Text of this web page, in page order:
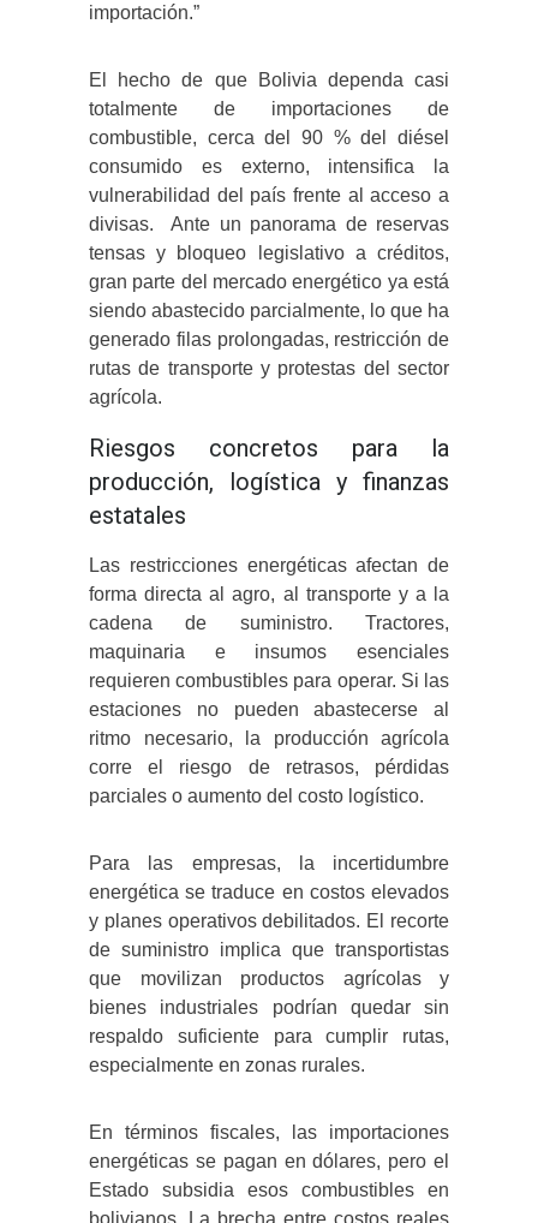
importación.”
El hecho de que Bolivia dependa casi
totalmente de importaciones de
combustible, cerca del 90 % del diésel
consumido es externo, intensifica la
vulnerabilidad del país frente al acceso a
divisas. Ante un panorama de reservas
tensas y bloqueo legislativo a créditos,
gran parte del mercado energético ya está
siendo abastecido parcialmente, lo que ha
generado filas prolongadas, restricción de
rutas de transporte y protestas del sector
agrícola.
Riesgos concretos para la
producción, logística y finanzas
estatales
Las restricciones energéticas afectan de
forma directa al agro, al transporte y a la
cadena de suministro. Tractores,
maquinaria e insumos esenciales
requieren combustibles para operar. Si las
estaciones no pueden abastecerse al
ritmo necesario, la producción agrícola
corre el riesgo de retrasos, pérdidas
parciales o aumento del costo logístico.
Para las empresas, la incertidumbre
energética se traduce en costos elevados
y planes operativos debilitados. El recorte
de suministro implica que transportistas
que movilizan productos agrícolas y
bienes industriales podrían quedar sin
respaldo suficiente para cumplir rutas,
especialmente en zonas rurales.
En términos fiscales, las importaciones
energéticas se pagan en dólares, pero el
Estado subsidia esos combustibles en
bolivianos. La brecha entre costos reales